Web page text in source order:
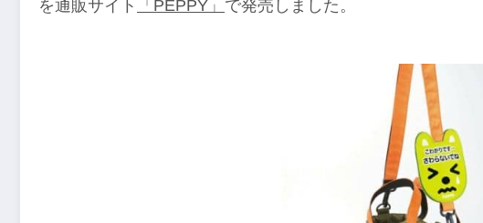
を通販サイト
「PEPPY」 で発売しました。